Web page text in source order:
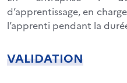
d’apprentissage, en
l’apprenti pendant la
VALIDATION